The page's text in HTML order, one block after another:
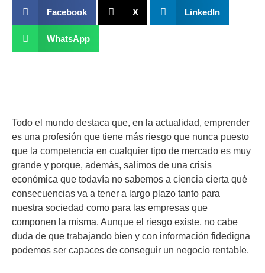
Facebook X LinkedIn
WhatsApp
Todo el mundo destaca que, en la actualidad, emprender
es una profesión que tiene más riesgo que nunca puesto
que la competencia en cualquier tipo de mercado es muy
grande y porque, además, salimos de una crisis
económica que todavía no sabemos a ciencia cierta qué
consecuencias va a tener a largo plazo tanto para
nuestra sociedad como para las empresas que
componen la misma. Aunque el riesgo existe, no cabe
duda de que trabajando bien y con información fidedigna
podemos ser capaces de conseguir un negocio rentable.